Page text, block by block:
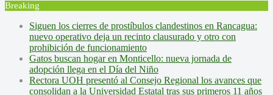
Breaking
Siguen los cierres de prostíbulos clandestinos en Rancagua:
nuevo operativo deja un recinto clausurado y otro con
prohibición de funcionamiento
Gatos buscan hogar en Monticello: nueva jornada de
adopción llega en el Día del Niño
Rectora UOH presentó al Consejo Regional los avances que
consolidan a la Universidad Estatal tras sus primeros 11 años